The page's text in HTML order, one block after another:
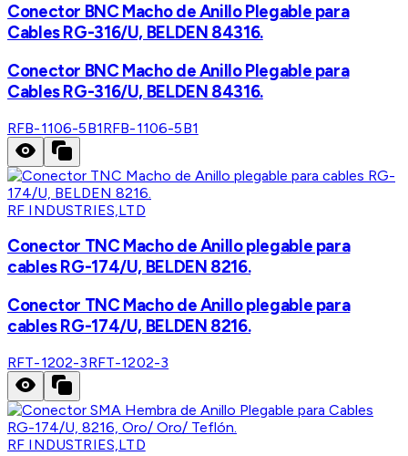
Conector BNC Macho de Anillo Plegable para
Cables RG-316/U, BELDEN 84316.
Conector BNC Macho de Anillo Plegable para
Cables RG-316/U, BELDEN 84316.
RFB-1106-5B1RFB-1106-5B1
RF INDUSTRIES,LTD
Conector TNC Macho de Anillo plegable para
cables RG-174/U, BELDEN 8216.
Conector TNC Macho de Anillo plegable para
cables RG-174/U, BELDEN 8216.
RFT-1202-3RFT-1202-3
RF INDUSTRIES,LTD